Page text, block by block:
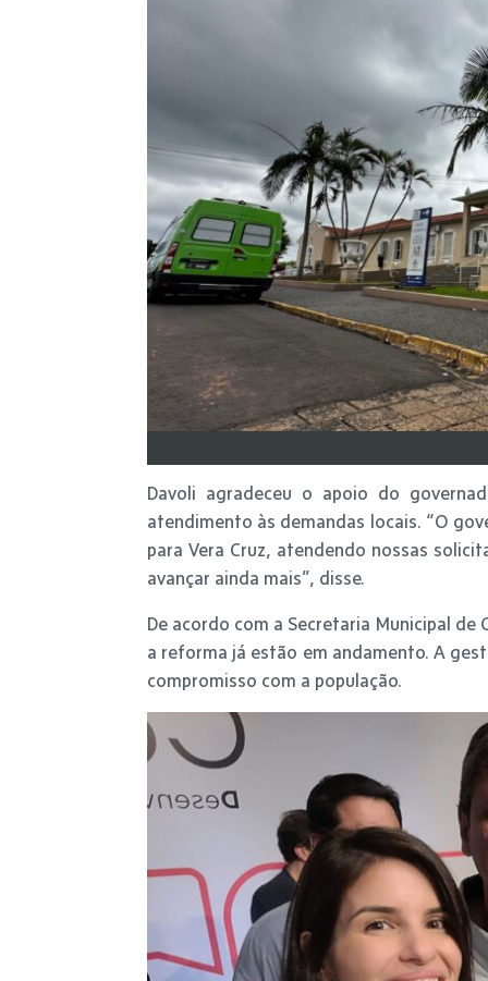
Davoli agradeceu o apoio do
atendimento às demandas locais. “O
para Vera Cruz, atendendo nossas
avançar ainda mais”, disse.
De acordo com a Secretaria Municipal
a reforma já estão em andamento. A
compromisso com a população.